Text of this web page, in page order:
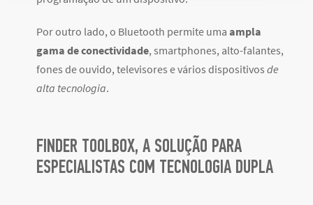
Por outro lado, o Bluetooth permite uma ampla
gama de conectividade, smartphones, alto-falantes,
fones de ouvido, televisores e vários dispositivos de
alta tecnologia.
FINDER TOOLBOX, A SOLUÇÃO PARA
ESPECIALISTAS COM TECNOLOGIA DUPLA